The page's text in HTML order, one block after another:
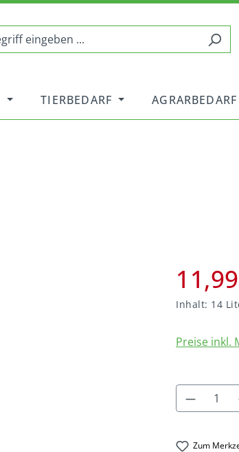
TIERBEDARF AGRARBEDARF
Inhalt: 14
Preise inkl.
Zum